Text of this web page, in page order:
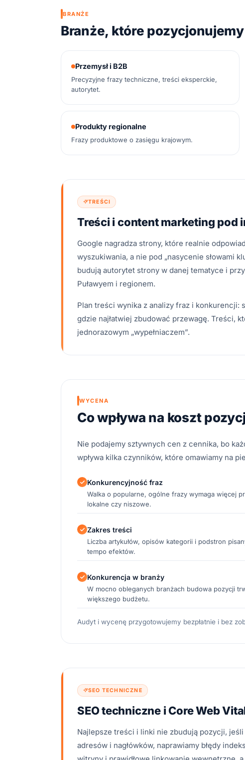
BRANŻE
Branże, które pozycjonujemy
Przemysł i B2B
Precyzyjne frazy techniczne, treści eksperckie,
autorytet.
Produkty regionalne
Frazy produktowe o zasięgu krajowym.
TREŚCI
Treści i content marketing pod
Google nagradza strony, które realnie
wyszukiwania, a nie pod „nasycenie słowami
budują autorytet strony w danej tematyce i
Puławyem i regionem.
Plan treści wynika z analizy fraz i konkurencji:
gdzie najłatwiej zbudować przewagę. Treści,
jednorazowym „wypełniaczem”.
WYCENA
Co wpływa na koszt
Nie podajemy sztywnych cen z cennika, bo
wpływa kilka czynników, które omawiamy na
Konkurencyjność fraz
Walka o popularne, ogólne frazy wymaga więcej
lokalne czy niszowe.
Zakres treści
Liczba artykułów, opisów kategorii i podstron
tempo efektów.
Konkurencja w branży
W mocno obleganych branżach budowa pozycji
większego budżetu.
Audyt i wycenę przygotowujemy bezpłatnie i bez
SEO TECHNICZNE
SEO techniczne i Core Web
Najlepsze treści i linki nie zbudują pozycji,
adresów i nagłówków, naprawiamy błędy